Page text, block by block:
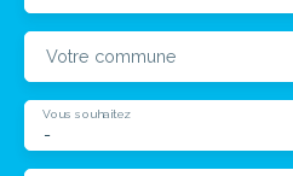
Votre commune
-
Vous souhaitez